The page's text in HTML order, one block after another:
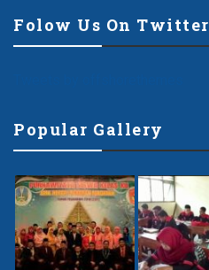
Folow Us On Twitter
Popular Gallery